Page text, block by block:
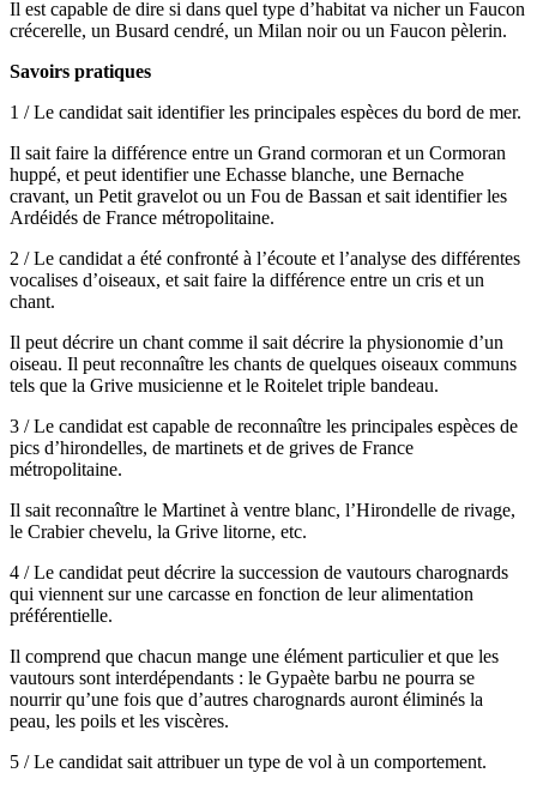
Il est capable de dire si dans quel type d’habitat va nicher un Faucon
crécerelle, un Busard cendré, un Milan noir ou un Faucon pèlerin.
Savoirs pratiques
1 / Le candidat sait identifier les principales espèces du bord de mer.
Il sait faire la différence entre un Grand cormoran et un Cormoran
huppé, et peut identifier une Echasse blanche, une Bernache
cravant, un Petit gravelot ou un Fou de Bassan et sait identifier les
Ardéidés de France métropolitaine.
2 / Le candidat a été confronté à l’écoute et l’analyse des différentes
vocalises d’oiseaux, et sait faire la différence entre un cris et un
chant.
Il peut décrire un chant comme il sait décrire la physionomie d’un
oiseau. Il peut reconnaître les chants de quelques oiseaux communs
tels que la Grive musicienne et le Roitelet triple bandeau.
3 / Le candidat est capable de reconnaître les principales espèces de
pics d’hirondelles, de martinets et de grives de France
métropolitaine.
Il sait reconnaître le Martinet à ventre blanc, l’Hirondelle de rivage,
le Crabier chevelu, la Grive litorne, etc.
4 / Le candidat peut décrire la succession de vautours charognards
qui viennent sur une carcasse en fonction de leur alimentation
préférentielle.
Il comprend que chacun mange une élément particulier et que les
vautours sont interdépendants : le Gypaète barbu ne pourra se
nourrir qu’une fois que d’autres charognards auront éliminés la
peau, les poils et les viscères.
5 / Le candidat sait attribuer un type de vol à un comportement.